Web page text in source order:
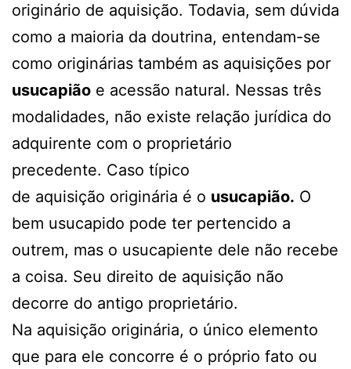
originário de aquisição. Todavia, sem dúvida
como a maioria da doutrina, entendam-se
como originárias também as aquisições por
usucapião e acessão natural. Nessas três
modalidades, não existe relação jurídica do
adquirente com o proprietário
precedente. Caso típico
de aquisição originária é o usucapião. O
bem usucapido pode ter pertencido a
outrem, mas o usucapiente dele não recebe
a coisa. Seu direito de aquisição não
decorre do antigo proprietário.
Na aquisição originária, o único elemento
que para ele concorre é o próprio fato ou